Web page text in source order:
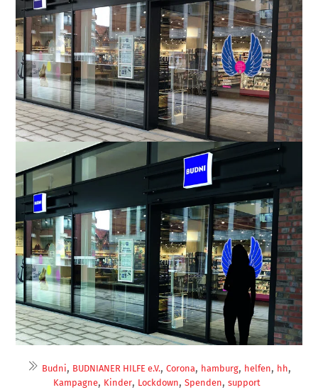
Budni, BUDNIANER HILFE e.V., Corona, hamburg, helfen, hh,
Kampagne, Kinder, Lockdown, Spenden, support